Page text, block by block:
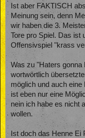
Ist aber FAKTISCH
Meinung sein, denn
wir haben die 3.
Tore pro Spiel. Das ist
Offensivspiel "krass
Was zu "Haters
wortwörtlich
möglich und auch
ist eben nur eine
nein ich habe es nicht
wollen.
Ist doch das Henne Ei